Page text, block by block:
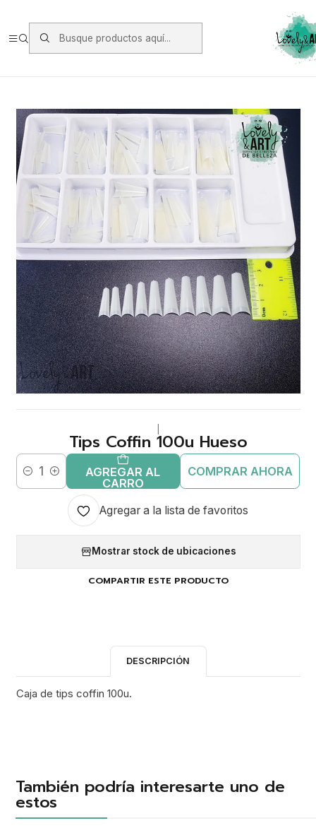
https://www.starken.cl/
Tips Coffin 100u Hueso
Cantidad
AGREGAR AL
CARRO
COMPRAR AHORA
Agregar a la lista de favoritos
Mostrar stock de ubicaciones
COMPARTIR ESTE PRODUCTO
DESCRIPCIÓN
Caja de tips coffin 100u.
También podría interesarte uno de
estos